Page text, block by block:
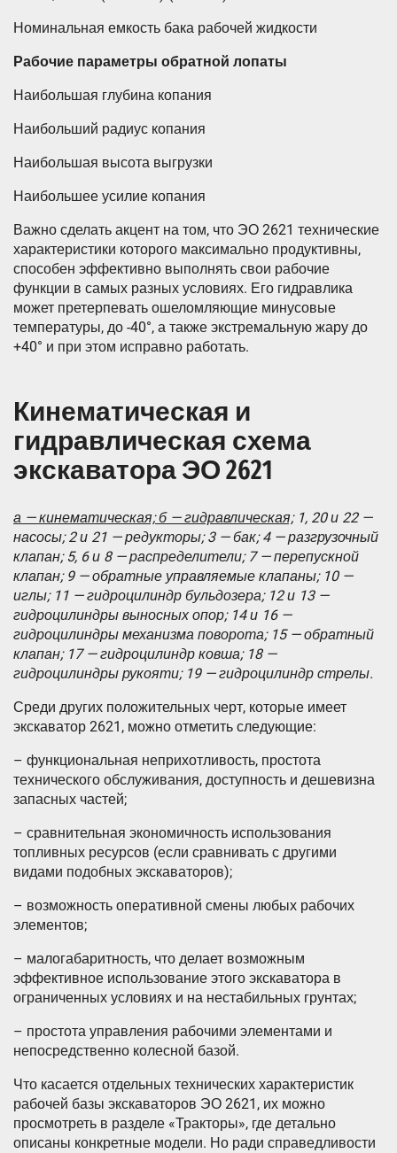
Номинальная емкость бака рабочей жидкости
Рабочие параметры обратной лопаты
Наибольшая глубина копания
Наибольший радиус копания
Наибольшая высота выгрузки
Наибольшее усилие копания
Важно сделать акцент на том, что ЭО 2621 технические
характеристики которого максимально продуктивны,
способен эффективно выполнять свои рабочие
функции в самых разных условиях. Его гидравлика
может претерпевать ошеломляющие минусовые
температуры, до -40°, а также экстремальную жару до
+40° и при этом исправно работать.
Кинематическая и
гидравлическая схема
экскаватора ЭО 2621
а — кинематическая; б — гидравлическая;1, 20 и 22 —
насосы; 2 и 21 — редукторы; 3 — бак; 4 — разгрузочный
клапан; 5, 6 и 8 — распределители; 7 — перепускной
клапан; 9 — обратные управляемые клапаны; 10 —
иглы; 11 — гидроцилиндр бульдозера; 12 и 13 —
гидроцилиндры выносных опор; 14 и 16 —
гидроцилиндры механизма поворота; 15 — обратный
клапан; 17 — гидроцилиндр ковша; 18 —
гидроцилиндры рукояти; 19 — гидроцилиндр стрелы.
Среди других положительных черт, которые имеет
экскаватор 2621, можно отметить следующие:
– функциональная неприхотливость, простота
технического обслуживания, доступность и дешевизна
запасных частей;
– сравнительная экономичность использования
топливных ресурсов (если сравнивать с другими
видами подобных экскаваторов);
– возможность оперативной смены любых рабочих
элементов;
– малогабаритность, что делает возможным
эффективное использование этого экскаватора в
ограниченных условиях и на нестабильных грунтах;
– простота управления рабочими элементами и
непосредственно колесной базой.
Что касается отдельных технических характеристик
рабочей базы экскаваторов ЭО 2621, их можно
просмотреть в разделе «Тракторы», где детально
описаны конкретные модели. Но ради справедливости